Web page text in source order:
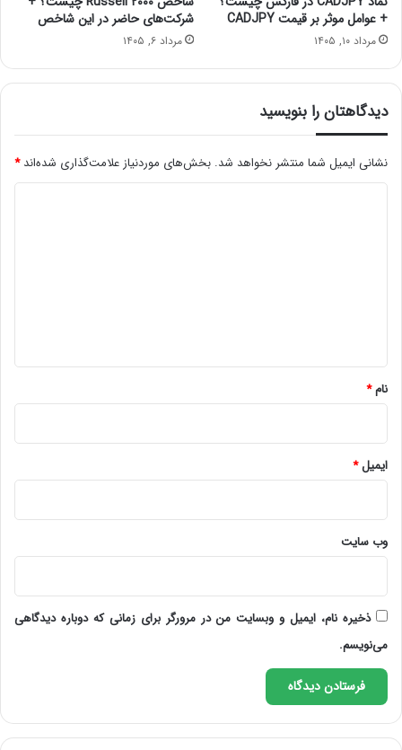
+ عوامل موثر بر قیمت CADJPY
مرداد ۱۰, ۱۴۰۵
شرکت‌های حاضر در این شاخص
مرداد ۶, ۱۴۰۵
دیدگاهتان را بنویسید
نشانی ایمیل شما منتشر نخواهد شد. بخش‌های موردنیاز علامت‌گذاری شده‌اند*
نام*
ایمیل*
وب‌ سایت
ذخیره نام، ایمیل و وبسایت من در مرورگر برای زمانی که دوباره دیدگاهی
می‌نویسم.